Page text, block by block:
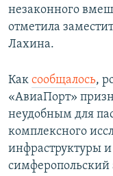
незаконного
отметила
Лахина.
Как сообщалось,
«АвиаПорт»
неудобным для
комплексного
инфраструктуры
симферопольский